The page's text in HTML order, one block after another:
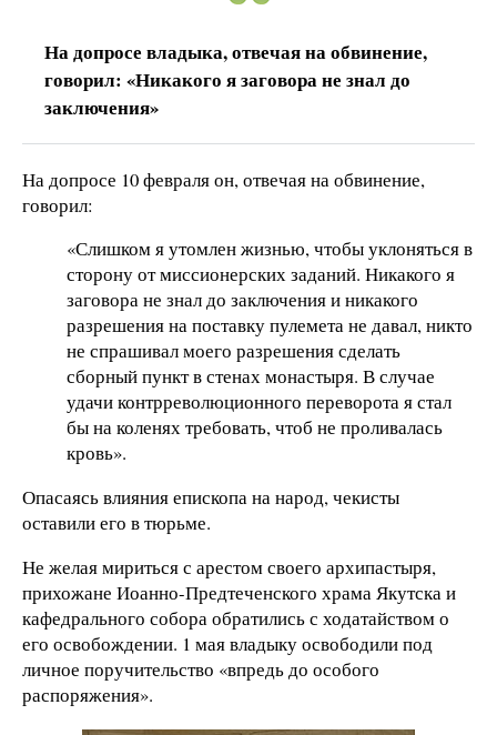
На допросе владыка, отвечая на обвинение,
говорил: «Никакого я заговора не знал до
заключения»
На допросе 10 февраля он, отвечая на обвинение,
говорил:
«Слишком я утомлен жизнью, чтобы уклоняться в
сторону от миссионерских заданий. Никакого я
заговора не знал до заключения и никакого
разрешения на поставку пулемета не давал, никто
не спрашивал моего разрешения сделать
сборный пункт в стенах монастыря. В случае
удачи контрреволюционного переворота я стал
бы на коленях требовать, чтоб не проливалась
кровь».
Опасаясь влияния епископа на народ, чекисты
оставили его в тюрьме.
Не желая мириться с арестом своего архипастыря,
прихожане Иоанно-Предтеченского храма Якутска и
кафедрального собора обратились с ходатайством о
его освобождении. 1 мая владыку освободили под
личное поручительство «впредь до особого
распоряжения».